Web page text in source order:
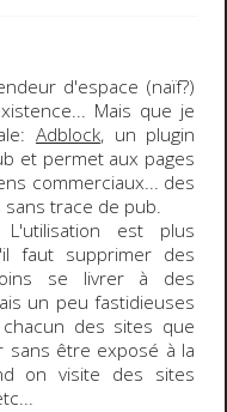
d'espace (naïf?)
Mais que je
Adblock, un plugin
et permet aux pages
commerciaux... des
trace de pub.
L'utilisation est plus
faut supprimer des
se livrer à des
un peu fastidieuses
des sites que
sans être exposé à la
on visite des sites